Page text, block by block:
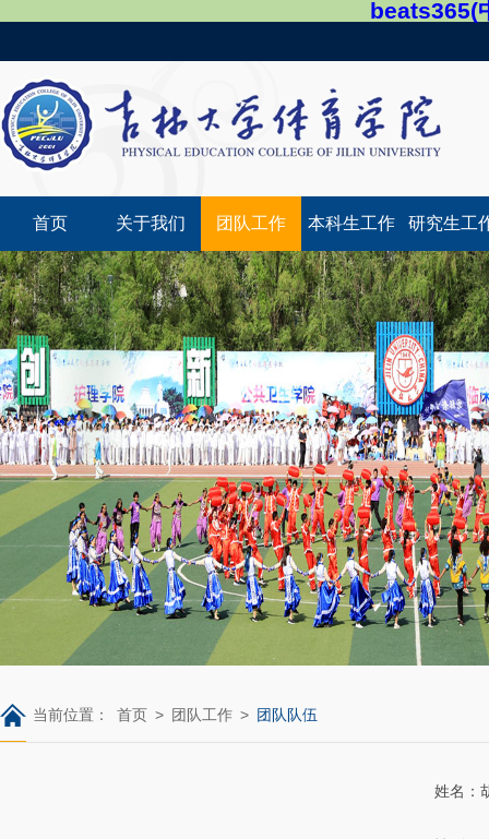
beats365(
首页 关于我们 团队工作 本科生工作 研究生工
当前位置： 首页 > 团队工作 > 团队队伍
姓名：